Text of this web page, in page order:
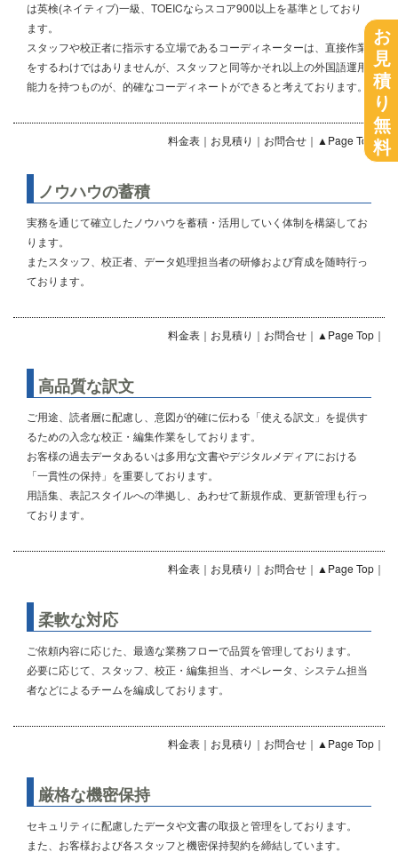
お
見
積
り
無
料
は英検(ネイティブ)一級、TOEICならスコア900以上を基準としており
ます。
スタッフや校正者に指示する立場であるコーディネーターは、直接作業
をするわけではありませんが、スタッフと同等かそれ以上の外国語運用
能力を持つものが、的確なコーディネートができると考えております。
料金表 ｜ お見積り ｜ お問合せ ｜ ▲Page Top ｜
ノウハウの蓄積
実務を通じて確立したノウハウを蓄積・活用していく体制を構築してお
ります。
またスタッフ、校正者、データ処理担当者の研修および育成を随時行っ
ております。
料金表 ｜ お見積り ｜ お問合せ ｜ ▲Page Top ｜
高品質な訳文
ご用途、読者層に配慮し、意図が的確に伝わる「使える訳文」を提供す
るための入念な校正・編集作業をしております。
お客様の過去データあるいは多用な文書やデジタルメディアにおける
「一貫性の保持」を重要しております。
用語集、表記スタイルへの準拠し、あわせて新規作成、更新管理も行っ
ております。
料金表 ｜ お見積り ｜ お問合せ ｜ ▲Page Top ｜
柔軟な対応
ご依頼内容に応じた、最適な業務フローで品質を管理しております。
必要に応じて、スタッフ、校正・編集担当、オペレータ、システム担当
者などによるチームを編成しております。
料金表 ｜ お見積り ｜ お問合せ ｜ ▲Page Top ｜
厳格な機密保持
セキュリティに配慮したデータや文書の取扱と管理をしております。
また、お客様および各スタッフと機密保持契約を締結しています。